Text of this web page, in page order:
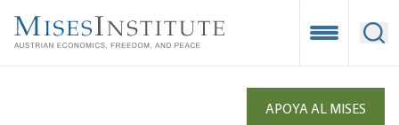
main
Open
APOYA AL MISES